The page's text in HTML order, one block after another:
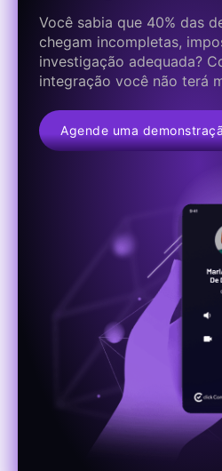
Você sabia que 40% das
chegam incompletas,
investigação adequada?
integração você não terá
Agende uma